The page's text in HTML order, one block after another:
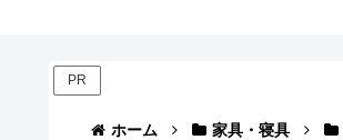
PR
ホーム 家具・寝具